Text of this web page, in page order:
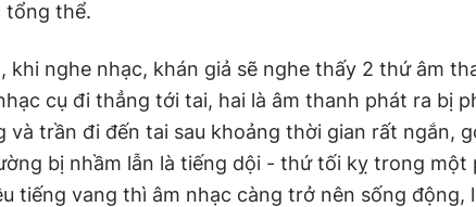
tổng thể.
khi nghe nhạc, khán giả sẽ nghe thấy 2 thứ âm
cụ đi thẳng tới tai, hai là âm thanh phát ra bị
và trần đi đến tai sau khoảng thời gian rất ngắn,
bị nhầm lẫn là tiếng dội - thứ tối kỵ trong một
tiếng vang thì âm nhạc càng trở nên sống động,